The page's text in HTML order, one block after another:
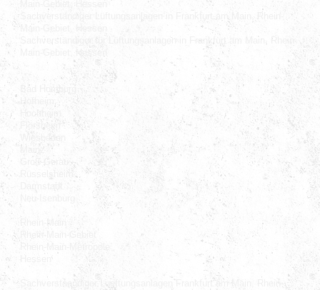
Sachverständiger Lüftungsanlagen in Frankfurt am Main, Rhein-
Main-Gebiet, Hessen
Sachverständiger für Lüftungsanlagen in Frankfurt am Main, Rhein-
Main-Gebiet, Hessen
Bad Homburg
Hofheim
Hochheim
Flörsheim
Wiesbaden
Groß-Gerau
Rhein-Main
Sachverstaendiger Lueftungsanlagen Frankfurt am Main, Rhein-